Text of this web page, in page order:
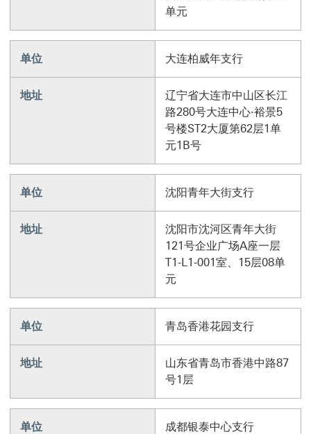
单元
单位 大连柏威年支行
地址
辽宁省大连市中山区长江
路280号大连中心·裕景5
号楼ST2大厦第62层1单
元1B号
单位 沈阳青年大街支行
地址
沈阳市沈河区青年大街
121号企业广场A座一层
T1-L1-001室、15层08单
元
单位 青岛香港花园支行
地址
山东省青岛市香港中路87
号1层
单位 成都银泰中心支行